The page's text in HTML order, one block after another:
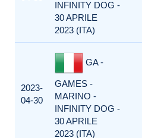
INFINITY DOG -
30 APRILE
2023 (ITA)
2023-
04-30
GA -
GAMES -
MARINO -
INFINITY DOG -
30 APRILE
2023 (ITA)